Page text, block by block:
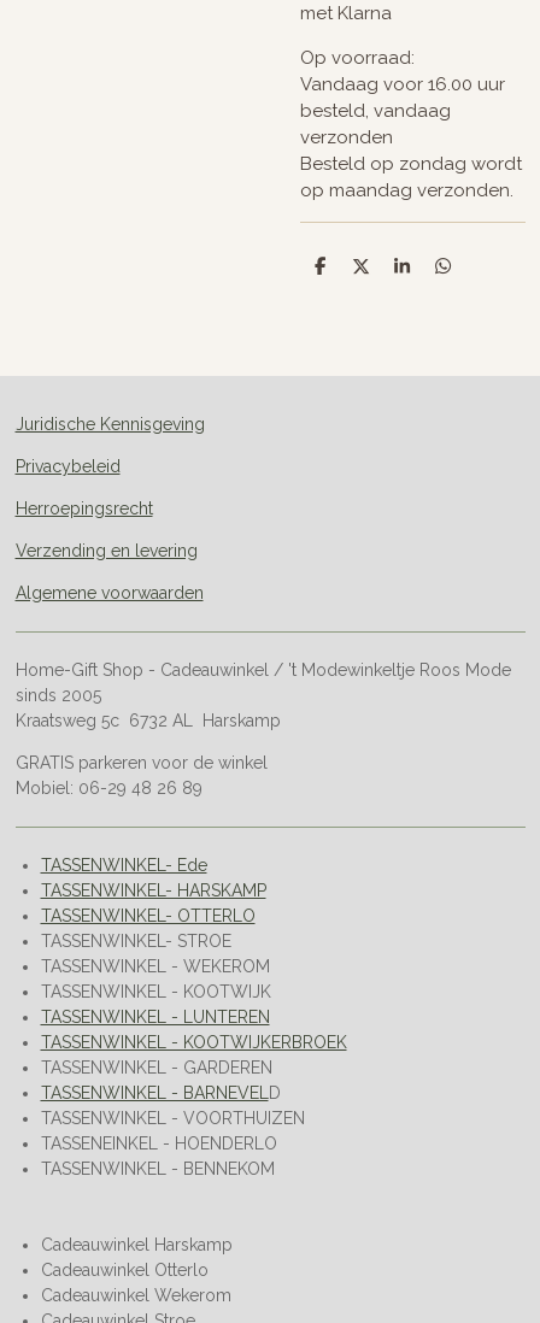
met Klarna
Op voorraad:
Vandaag voor 16.00 uur
besteld, vandaag
verzonden
Besteld op zondag wordt
op maandag verzonden.
D
D
S
D
Juridische Kennisgeving
Privacybeleid
Herroepingsrecht
Verzending en levering
Algemene voorwaarden
Home-Gift Shop - Cadeauwinkel / 't Modewinkeltje Roos Mode
sinds 2005
Kraatsweg 5c 6732 AL Harskamp
GRATIS parkeren voor de winkel
Mobiel: 06-29 48 26 89
TASSENWINKEL- Ede
TASSENWINKEL- HARSKAMP
TASSENWINKEL- OTTERLO
TASSENWINKEL- STROE
TASSENWINKEL - WEKEROM
TASSENWINKEL - KOOTWIJK
TASSENWINKEL - LUNTEREN
TASSENWINKEL - KOOTWIJKERBROEK
TASSENWINKEL - GARDEREN
TASSENWINKEL - BARNEVEL
D
TASSENWINKEL - VOORTHUIZEN
TASSENEINKEL - HOENDERLO
TASSENWINKEL - BENNEKOM
Cadeauwinkel Harskamp
Cadeauwinkel Otterlo
Cadeauwinkel Wekerom